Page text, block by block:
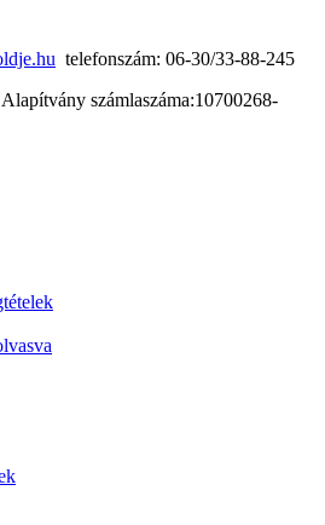
telefonszám: 06-30/33-88-245
számlaszáma:10700268-